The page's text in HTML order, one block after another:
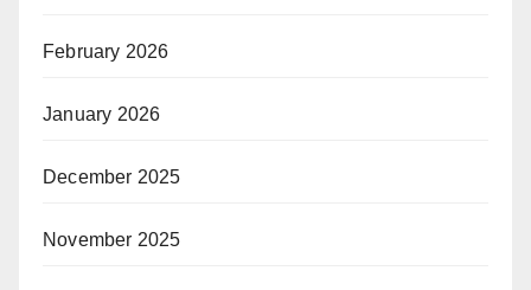
February 2026
January 2026
December 2025
November 2025